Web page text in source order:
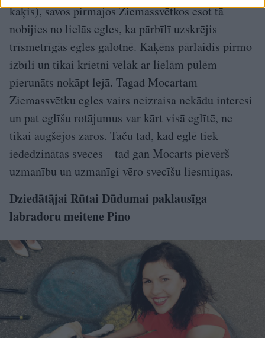
kaķis), savos pirmajos Ziemassvētkos esot tā
nobijies no lielās egles, ka pārbīlī uzskrējis
trīsmetrīgās egles galotnē. Kaķēns pārlaidis pirmo
izbīli un tikai krietni vēlāk ar lielām pūlēm
pierunāts nokāpt lejā. Tagad Mocartam
Ziemassvētku egles vairs neizraisa nekādu interesi
un pat eglīšu rotājumus var kārt visā eglītē, ne
tikai augšējos zaros. Taču tad, kad eglē tiek
iededzinātas sveces – tad gan Mocarts pievērš
uzmanību un uzmanīgi vēro svecīšu liesmiņas.
Dziedātājai Rūtai Dūdumai paklausīga
labradoru meitene Pino